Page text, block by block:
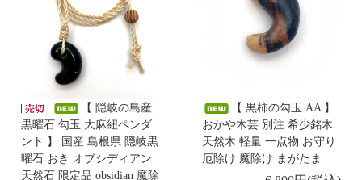
7/31
-新着商品 -
【 糸魚川産 桃簾石 勾玉 大 AA 獣型 】
7/30
【 ゴールデンヒーラー ポイント ブラジル産 】
7/29
-新着商品 -
【 隠岐の島産
黒曜石 勾玉 大麻紐ペンダ
ント 】 国産 島根県 隠岐黒
曜石 おき オブシディアン
天然石 限定品 obsidian 魔除
【 黒柿の勾玉 AA 】
おかや木芸 別注 希少銘木
天然木 軽量 一点物 お守り
厄除け 魔除け まがたま